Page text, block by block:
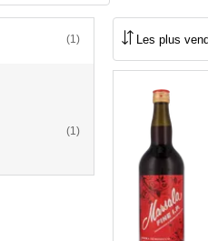
(1)
(1)